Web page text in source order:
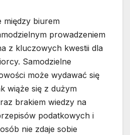
między biurem
prowadzeniem
z kluczowych kwestii dla
Samodzielne
może wydawać się
wiąże się z dużym
brakiem wiedzy na
podatkowych i
nie zdaje sobie